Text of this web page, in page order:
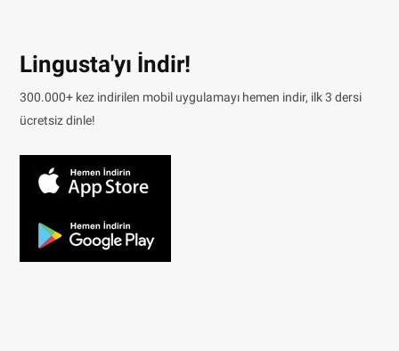
Lingusta'yı İndir!
300.000+ kez indirilen mobil uygulamayı hemen indir, ilk 3 dersi
ücretsiz dinle!